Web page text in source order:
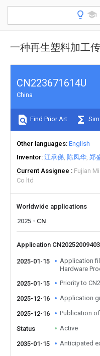
一种再生塑料加工
CN223671614U
China
Find Prior Art
Other languages English
Inventor 江承俤 陈凤华 郑
Current Assignee
Fujian
Co ltd
Worldwide applications
2025
CN
Application
2025-01-15
Application
Hardware
2025-01-15
Priority to
2025-12-16 Application
2025-12-16 Publication
Status Active
2035-01-15 Anticipated